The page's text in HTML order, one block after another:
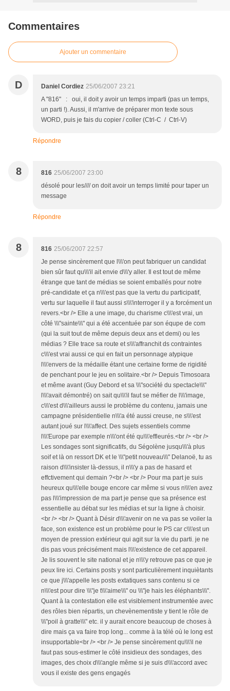
Commentaires
Ajouter un commentaire
D Daniel Cordiez 25/06/2007 23:21
A "816" : oui, il doit y avoir un temps imparti (pas un temps,
un parti !). Aussi, il m'arrive de préparer mon texte sous
WORD, puis je fais du copier / coller (Ctrl-C / Ctrl-V)
Répondre
8 816 25/06/2007 23:00
désolé pour les//// on doit avoir un temps limité pour taper un
message
Répondre
8 816 25/06/2007 22:57
Je pense sincèrement que l\\\'on peut fabriquer un candidat
bien sûr faut qu\\\'il ait envie d\\\'y aller. Il est tout de même
étrange que tant de médias se soient emballés pour notre
pré-candidate et ça n\\\'est pas que la vertu du participatif,
vertu sur laquelle il faut aussi s\\\'interroger il y a forcément un
revers.<br /> Elle a une image, du charisme c\\\'est vrai, un
côté \\\"sainte\\\" qui a été accentuée par son équpe de com
(qui la suit tout de même depuis deux ans et demi) ou les
médias ? Elle trace sa route et s\\\'affranchit ds contraintes
c\\\'est vrai aussi ce qui en fait un personnage atypique
l\\\'envers de la médaille étant une certaine forme de rigidité
de penchant pour le jeu en solitaire.<br /> Depuis Timosoara
et même avant (Guy Debord et sa \\\"société du spectacle\\\"
l\\\'avait démontré) on sait qu\\\'il faut se méfier de l\\\'image,
c\\\'est d\\\'ailleurs aussi le problème du contenu, jamais une
campagne présidentielle n\\\'a été aussi creuse, ne s\\\'est
autant joué sur l\\\'affect. Des sujets essentiels comme
l\\\'Europe par exemple n\\\'ont été qu\\\'effleurés.<br /> <br />
Les sondages sont significatifs, du Ségolène jusqu\\\'à plus
soif et là on ressort DK et le \\\"petit nouveau\\\" Delanoë, tu as
raison d\\\'insister là-dessus, il n\\\'y a pas de hasard et
effctivement qui demain ?<br /> <br /> Pour ma part je suis
heureux qu\\\'elle bouge encore car même si vous n\\\'en avez
pas l\\\'impression de ma part je pense que sa présence est
essentielle au débat sur les médias et sur la ligne à choisir.
<br /> <br /> Quant à Désir d\\\'avenir on ne va pas se voiler la
face, son existence est un problème pour le PS car c\\\'est un
moyen de pression extérieur qui agit sur la vie du parti. je ne
dis pas vous précisément mais l\\\'existence de cet appareil.
Je lis souvent le site national et je n\\\'y retrouve pas ce que je
peux lire ici. Certains posts y sont particulièrement inquiètants
ce que j\\\'appelle les posts extatiques sans contenu si ce
n\\\'est pour dire \\\"je t\\\'aime\\\" ou \\\"je hais les éléphants\\\".
Quant à la contestation elle est visiblement instrumentée avec
des rôles bien répartis, un chevènementiste y tient le rôle de
\\\"poil à gratte\\\" etc. il y aurait encore beaucoup de choses à
dire mais ça va faire trop long... comme à la télé où le long est
insupportable<br /> <br /> Je pense sincèrement qu\\\'il ne
faut pas sous-estimer le côté insidieux des sondages, des
images, des choix d\\\'angle même si je suis d\\\'accord avec
vous il existe des gens engagés